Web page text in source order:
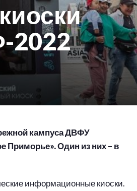
2022
кампуса ДВФУ
Приморье». Один из них – в
информационные киоски.